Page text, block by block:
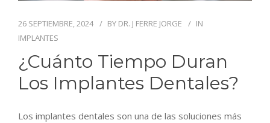
26 SEPTIEMBRE, 2024 BY DR. J FERRE JORGE
IN
IMPLANTES
¿Cuánto Tiempo Duran
Los Implantes Dentales?
Los implantes dentales son una de las soluciones más